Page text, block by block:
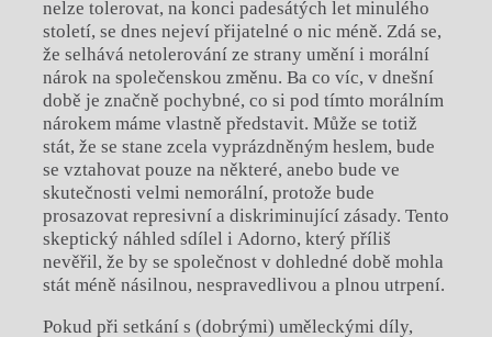
nelze tolerovat, na konci padesátých let minulého
století, se dnes nejeví přijatelné o nic méně. Zdá se,
že selhává netolerování ze strany umění i morální
nárok na společenskou změnu. Ba co víc, v dnešní
době je značně pochybné, co si pod tímto morálním
nárokem máme vlastně představit. Může se totiž
stát, že se stane zcela vyprázdněným heslem, bude
se vztahovat pouze na některé, anebo bude ve
skutečnosti velmi nemorální, protože bude
prosazovat represivní a diskriminující zásady. Tento
skeptický náhled sdílel i Adorno, který příliš
nevěřil, že by se společnost v dohledné době mohla
stát méně násilnou, nespravedlivou a plnou utrpení.
Pokud při setkání s (dobrými) uměleckými díly,